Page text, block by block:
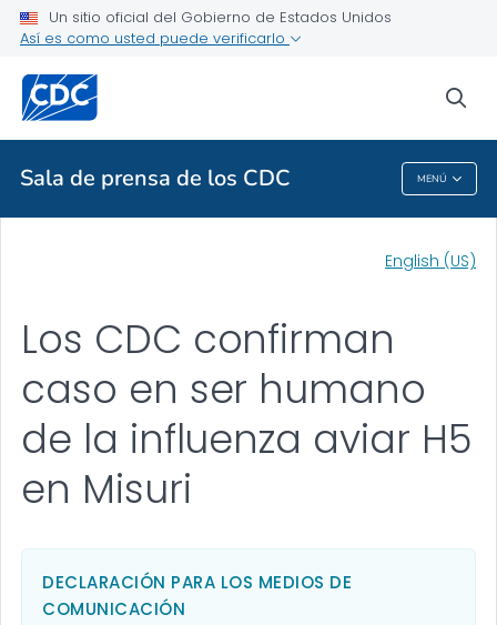
Un sitio oficial del Gobierno de Estados Unidos
Así es como usted puede verificarlo
Sala de prensa de los CDC MENÚ
Artículos
Temas relacionados
Sala De Prensa De Los CDC
English (US)
Los CDC confirman
caso en ser humano
de la influenza aviar H5
en Misuri
DECLARACIÓN PARA LOS MEDIOS DE
COMUNICACIÓN